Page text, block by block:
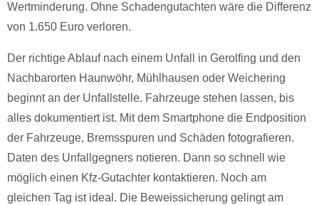
Wertminderung. Ohne Schadengutachten wäre die Differenz
von 1.650 Euro verloren.
Der richtige Ablauf nach einem Unfall in Gerolfing und den
Nachbarorten Haunwöhr, Mühlhausen oder Weichering
beginnt an der Unfallstelle. Fahrzeuge stehen lassen, bis
alles dokumentiert ist. Mit dem Smartphone die Endposition
der Fahrzeuge, Bremsspuren und Schäden fotografieren.
Daten des Unfallgegners notieren. Dann so schnell wie
möglich einen Kfz-Gutachter kontaktieren. Noch am
gleichen Tag ist ideal. Die Beweissicherung gelingt am